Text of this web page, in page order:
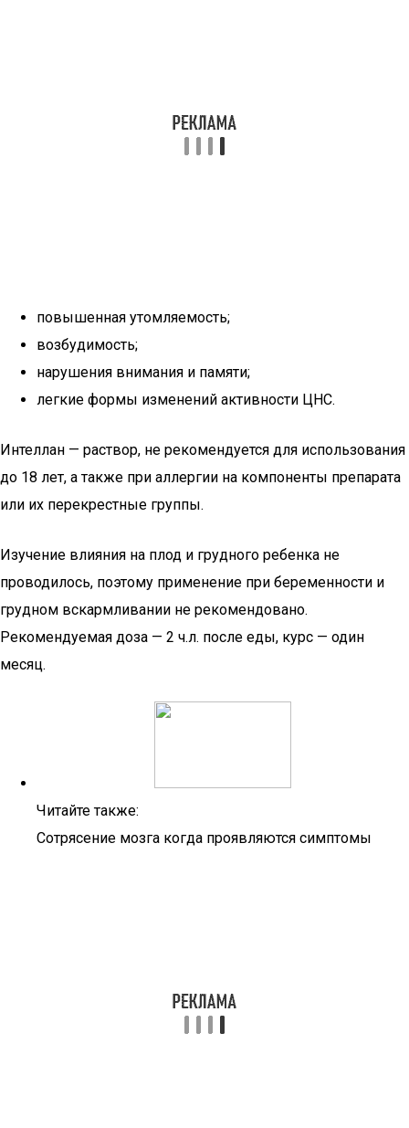
повышенная утомляемость;
возбудимость;
нарушения внимания и памяти;
легкие формы изменений активности ЦНС.
Интеллан — раствор, не рекомендуется для использования
до 18 лет, а также при аллергии на компоненты препарата
или их перекрестные группы.
Изучение влияния на плод и грудного ребенка не
проводилось, поэтому применение при беременности и
грудном вскармливании не рекомендовано.
Рекомендуемая доза — 2 ч.л. после еды, курс — один
месяц.
Читайте также:
Сотрясение мозга когда проявляются симптомы